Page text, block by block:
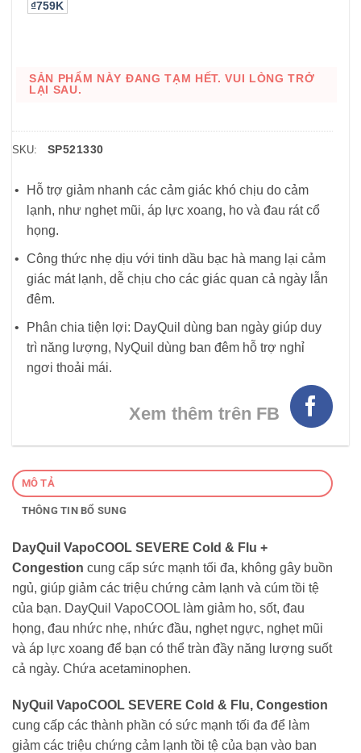
₫759K
SẢN PHẨM NÀY ĐANG TẠM HẾT. VUI LÒNG TRỞ
LẠI SAU.
SKU: SP521330
Hỗ trợ giảm nhanh các cảm giác khó chịu do cảm
lạnh, như nghẹt mũi, áp lực xoang, ho và đau rát cổ
họng.
Công thức nhẹ dịu với tinh dầu bạc hà mang lại cảm
giác mát lạnh, dễ chịu cho các giác quan cả ngày lẫn
đêm.
Phân chia tiện lợi: DayQuil dùng ban ngày giúp duy
trì năng lượng, NyQuil dùng ban đêm hỗ trợ nghỉ
ngơi thoải mái.
Xem thêm trên FB
MÔ TẢ
THÔNG TIN BỔ SUNG
DayQuil VapoCOOL SEVERE Cold & Flu +
Congestion cung cấp sức mạnh tối đa, không gây buồn
ngủ, giúp giảm các triệu chứng cảm lạnh và cúm tồi tệ
của bạn. DayQuil VapoCOOL làm giảm ho, sốt, đau
họng, đau nhức nhẹ, nhức đầu, nghẹt ngực, nghẹt mũi
và áp lực xoang để bạn có thể tràn đầy năng lượng suốt
cả ngày. Chứa acetaminophen.
NyQuil VapoCOOL SEVERE Cold & Flu, Congestion
cung cấp các thành phần có sức mạnh tối đa để làm
giảm các triệu chứng cảm lạnh tồi tệ của bạn vào ban